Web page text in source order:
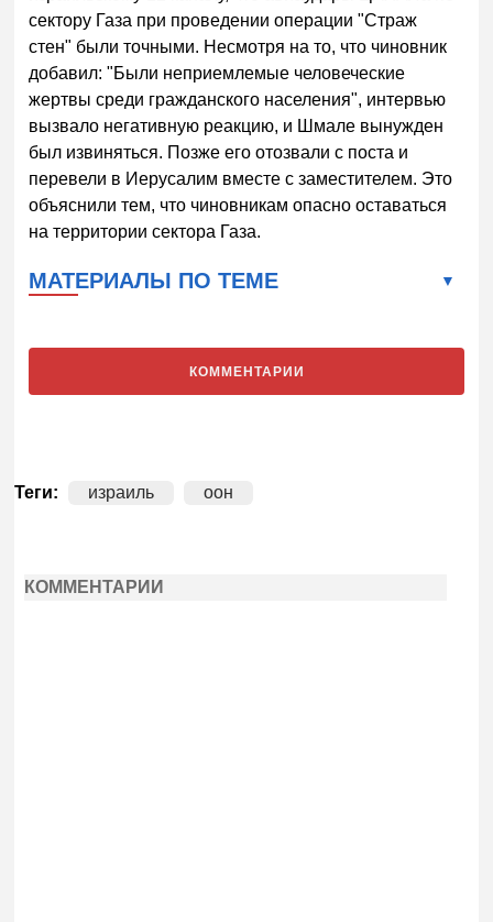
сектору Газа при проведении операции "Страж
стен" были точными. Несмотря на то, что чиновник
добавил: "Были неприемлемые человеческие
жертвы среди гражданского населения", интервью
вызвало негативную реакцию, и Шмале вынужден
был извиняться. Позже его отозвали с поста и
перевели в Иерусалим вместе с заместителем. Это
объяснили тем, что чиновникам опасно оставаться
на территории сектора Газа.
МАТЕРИАЛЫ ПО ТЕМЕ
КОММЕНТАРИИ
Теги: израиль оон
КОММЕНТАРИИ